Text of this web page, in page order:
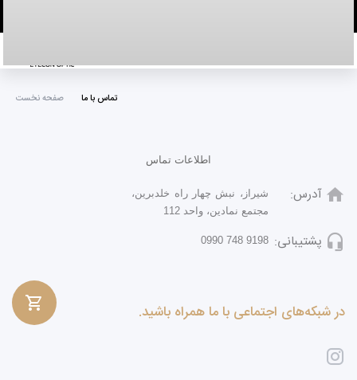
صفحه نخست تماس با ما
اطلاعات تماس
آدرس:
شیراز، نبش چهار راه خلدبرین،
مجتمع نمادین، واحد 112
پشتیبانی: 9198 748 0990
در شبکه‌های اجتماعی با ما همراه باشید.